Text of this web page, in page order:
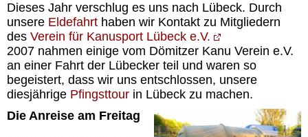
Dieses Jahr verschlug es uns nach Lübeck. Durch
unsere Eldefahrt haben wir Kontakt zu Mitgliedern
des Verein für Kanusport Lübeck e.V.
2007 nahmen einige vom Dömitzer Kanu Verein e.V.
an einer Fahrt der Lübecker teil und waren so
begeistert, dass wir uns entschlossen, unsere
diesjährige Pfingsttour in Lübeck zu machen.
Die Anreise am Freitag